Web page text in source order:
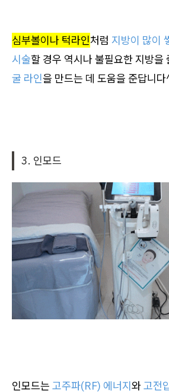
심부볼이나 턱라인처럼 지방이 많이
시술할 경우 역시나 불필요한 지방을
굴 라인을 만드는 데 도움을 준답니
3. 인모드
인모드는 고주파(RF) 에너지와고전